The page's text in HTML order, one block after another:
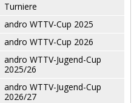
Turniere
andro WTTV-Cup 2025
andro WTTV-Cup 2026
andro WTTV-Jugend-Cup
2025/26
andro WTTV-Jugend-Cup
2026/27